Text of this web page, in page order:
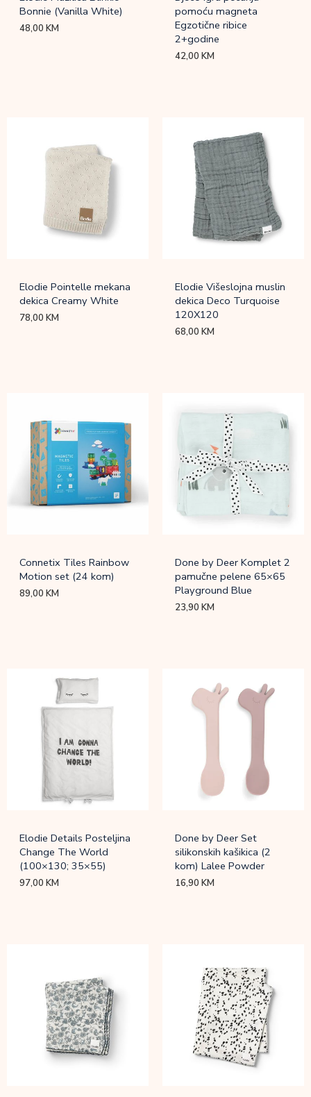
Bonnie (Vanilla White)
48,00KM
pomoću magneta
Egzotične ribice
2+godine
42,00KM
Elodie Pointelle mekana
dekica Creamy White
78,00KM
Elodie Višeslojna muslin
dekica Deco Turquoise
120X120
68,00KM
Connetix Tiles Rainbow
Motion set (24 kom)
89,00KM
Done by Deer Komplet 2
pamučne pelene 65×65
Playground Blue
23,90KM
Elodie Details Posteljina
Change The World
(100×130; 35×55)
97,00KM
Done by Deer Set
silikonskih kašikica (2
kom) Lalee Powder
16,90KM